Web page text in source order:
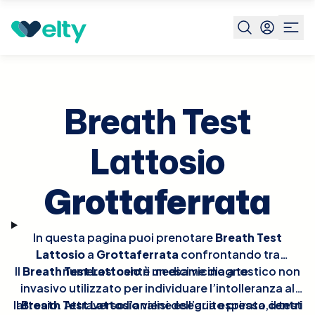
Prenota visita Grottaferrata
Breath Test
Lattosio
Grottaferrata
In questa pagina puoi prenotareBreath Test
Lattosioa Grottaferrata confrontando tra
numerosi centri medici vicino a te.
Il Breath Test Lattosioè un esame diagnostico non
invasivo utilizzato per individuare l’intolleranza al
lattosio. Attraverso l’analisi dell’aria espirata, il test
IlBreath Test Lattosioviene eseguito pressocentri